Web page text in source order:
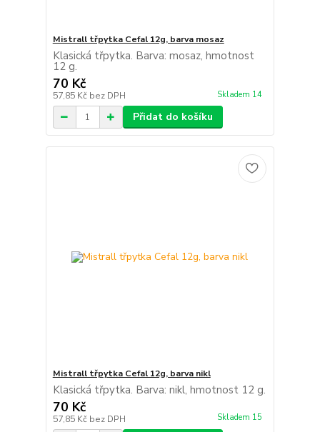
Mistrall třpytka Cefal 12g, barva mosaz
Klasická třpytka. Barva: mosaz, hmotnost
12 g.
70 Kč
57,85 Kč bez DPH Skladem 14
Přidat do košíku
Mistrall třpytka Cefal 12g, barva nikl
Klasická třpytka. Barva: nikl, hmotnost 12 g.
70 Kč
57,85 Kč bez DPH Skladem 15